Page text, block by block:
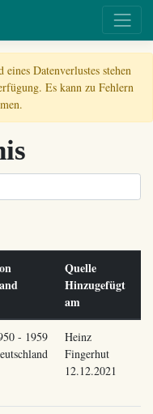
Datenverlustes stehen
Es kann zu Fehlern
Quelle
Hinzugefügt
am
- 1959
Heinz
Fingerhut
12.12.2021